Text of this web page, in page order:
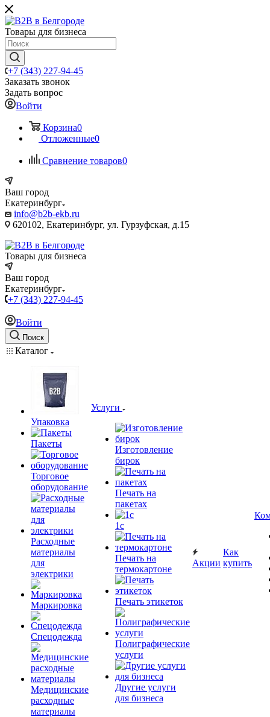
Товары для бизнеса
+7 (343) 227-94-45
Заказать звонок
Задать вопрос
Войти
Корзина0
Отложенные0
Сравнение товаров0
Ваш город
Екатеринбург
info@b2b-ekb.ru
620102, Екатеринбург, ул. Гурзуфская, д.15
Товары для бизнеса
Ваш город
Екатеринбург
+7 (343) 227-94-45
Войти
Поиск
Каталог
Упаковка
Пакеты
Торговое
оборудование
Расходные
материалы
для
электрики
Маркировка
Спецодежда
Медицинские
расходные
материалы
Услуги
Изготовление
бирок
Печать на
пакетах
1c
Печать на
термокартоне
Печать этикеток
Полиграфические
услуги
Другие услуги
для бизнеса
Акции
Как
купить